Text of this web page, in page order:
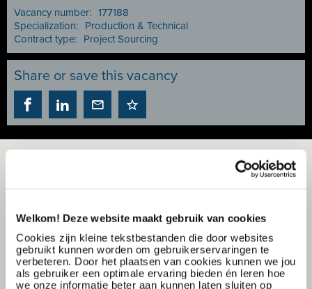
Welkom! Deze website maakt gebruik van cookies
Cookies zijn kleine tekstbestanden die door websites
gebruikt kunnen worden om gebruikerservaringen te
verbeteren. Door het plaatsen van cookies kunnen we jou
als gebruiker een optimale ervaring bieden én leren hoe
we onze informatie beter aan kunnen laten sluiten op
Vacancy number: 177188
Specialization:
Production & Technical
Contract type:
Project Sourcing
Share or save this vacancy